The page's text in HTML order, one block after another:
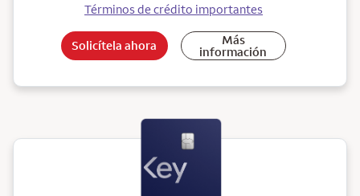
Términos de crédito importantes
Solicítela ahora Más
información